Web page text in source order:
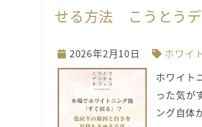
せる方法 こうとう
2026年2月10日
ホワイ
ホワイト
った気が
ング自体